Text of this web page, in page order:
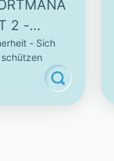
2 -
- Sich